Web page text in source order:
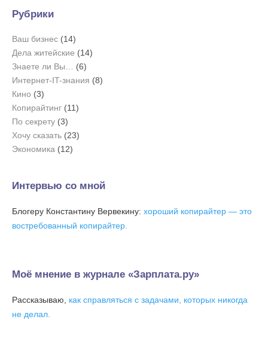
Рубрики
Ваш бизнес (14)
Дела житейские (14)
Знаете ли Вы…
(6)
Интернет-IT-знания (8)
Кино (3)
Копирайтинг (11)
По секрету (3)
Хочу сказать (23)
Экономика (12)
Интервью со мной
Блогеру Константину Вервекину: хороший копирайтер — это
востребованный копирайтер.
Моё мнение в журнале «Зарплата.ру»
Рассказываю, как справляться с задачами, которых никогда
не делал.